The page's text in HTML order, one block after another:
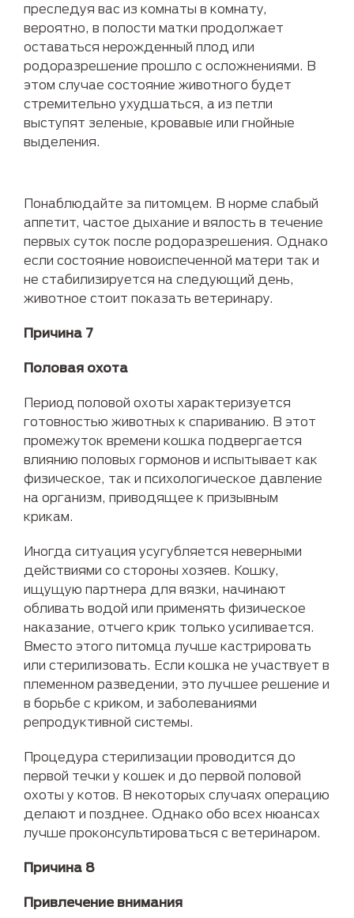
преследуя вас из комнаты в комнату,
вероятно, в полости матки продолжает
оставаться нерожденный плод или
родоразрешение прошло с осложнениями. В
этом случае состояние животного будет
стремительно ухудшаться, а из петли
выступят зеленые, кровавые или гнойные
выделения.
Понаблюдайте за питомцем. В норме слабый
аппетит, частое дыхание и вялость в течение
первых суток после родоразрешения. Однако
если состояние новоиспеченной матери так и
не стабилизируется на следующий день,
животное стоит показать ветеринару.
Причина 7
Половая охота
Период половой охоты характеризуется
готовностью животных к спариванию. В этот
промежуток времени кошка подвергается
влиянию половых гормонов и испытывает как
физическое, так и психологическое давление
на организм, приводящее к призывным
крикам.
Иногда ситуация усугубляется неверными
действиями со стороны хозяев. Кошку,
ищущую партнера для вязки, начинают
обливать водой или применять физическое
наказание, отчего крик только усиливается.
Вместо этого питомца лучше кастрировать
или стерилизовать. Если кошка не участвует в
племенном разведении, это лучшее решение и
в борьбе с криком, и заболеваниями
репродуктивной системы.
Процедура стерилизации проводится до
первой течки у кошек и до первой половой
охоты у котов. В некоторых случаях операцию
делают и позднее. Однако обо всех нюансах
лучше проконсультироваться с ветеринаром.
Причина 8
Привлечение внимания